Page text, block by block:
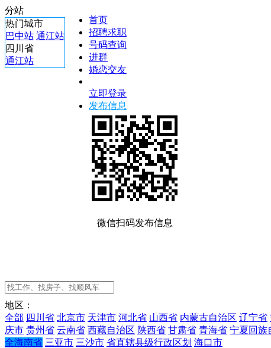
分站
热门城市
巴中站 通江站
四川省
通江站
首页
招聘求职
号码查询
进群
婚恋交友
立即登录
发布信息
微信扫码发布信息
地区：
全部 四川省 北京市 天津市 河北省 山西省 内蒙古自治区 辽宁省
庆市 贵州省 云南省 西藏自治区 陕西省 甘肃省 青海省 宁夏回族
全海南省 三亚市 三沙市 省直辖县级行政区划 海口市